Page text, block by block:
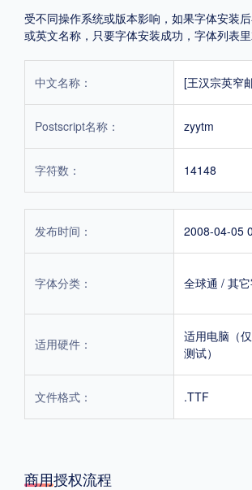
受不同操作系统或版本影响，如果字体安装
或英文名称，只要字体安装成功，字体列表
中文名称： [王汉宗英窄
Postscript名称： zyytm
字符数： 14148
发布时间： 2008-04-05
字体分类： 全球通 / 其
适用硬件：
适用电脑（
测试）
文件格式： .TTF
商用授权流程